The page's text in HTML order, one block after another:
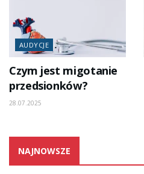
AUDYCJE
Czym jest migotanie
przedsionków?
28.07.2025
NAJNOWSZE